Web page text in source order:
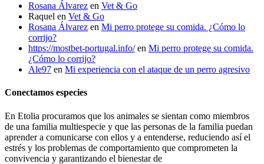
Rosana Álvarez en Vet & Go
Raquel en Vet & Go
Rosana Álvarez en Mi perro protege su comida. ¿Cómo lo
corrijo?
https://mostbet-portugal.info/en Mi perro protege su comida.
¿Cómo lo corrijo?
Ale97 en Mi experiencia con el ataque de un perro agresivo
Conectamos especies
En Etolia procuramos que los animales se sientan como miembros
de una familia multiespecie y que las personas de la familia puedan
aprender a comunicarse con ellos y a entenderse, reduciendo así el
estrés y los problemas de comportamiento que comprometen la
convivencia y garantizando el bienestar de